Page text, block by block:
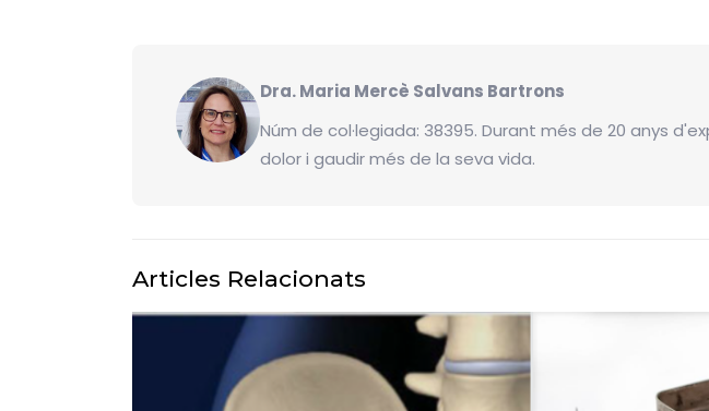
Dra. Maria Mercè Salvans Bartrons
Núm de col·legiada: 38395. Durant més de 20 anys
dolor i gaudir més de la seva vida.
Articles Relacionats